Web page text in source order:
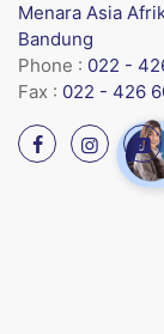
Menara Asia
Bandung
Phone : 022 -
Fax : 022 - 426